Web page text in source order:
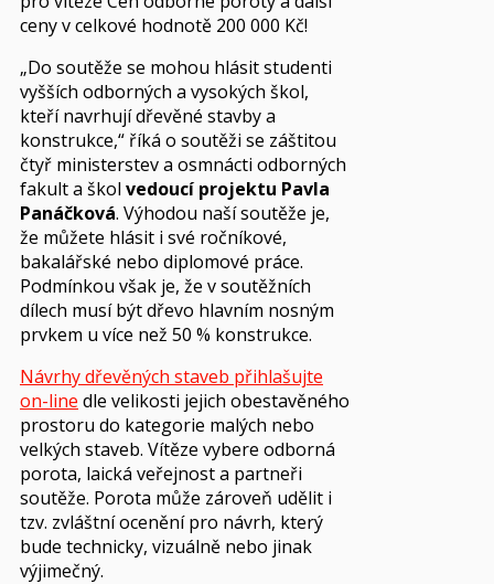
ceny v celkové hodnotě 200 000 Kč!
„Do soutěže se mohou hlásit studenti
vyšších odborných a vysokých škol,
kteří navrhují dřevěné stavby a
konstrukce,“ říká o soutěži se záštitou
čtyř ministerstev a osmnácti odborných
fakult a škol vedoucí projektu Pavla
Panáčková. Výhodou naší soutěže je,
že můžete hlásit i své ročníkové,
bakalářské nebo diplomové práce.
Podmínkou však je, že v soutěžních
dílech musí být dřevo hlavním nosným
prvkem u více než 50 % konstrukce.
Návrhy dřevěných staveb přihlašujte
on-line dle velikosti jejich obestavěného
prostoru do kategorie malých nebo
velkých staveb. Vítěze vybere odborná
porota, laická veřejnost a partneři
soutěže. Porota může zároveň udělit i
tzv. zvláštní ocenění pro návrh, který
bude technicky, vizuálně nebo jinak
výjimečný.